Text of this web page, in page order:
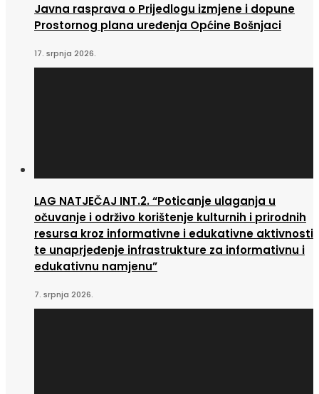
Javna rasprava o Prijedlogu izmjene i dopune
Prostornog plana uređenja Općine Bošnjaci
17. srpnja 2026.
LAG NATJEČAJ INT.2. “Poticanje ulaganja u
očuvanje i održivo korištenje kulturnih i prirodnih
resursa kroz informativne i edukativne aktivnosti
te unaprjeđenje infrastrukture za informativnu i
edukativnu namjenu”
7. srpnja 2026.